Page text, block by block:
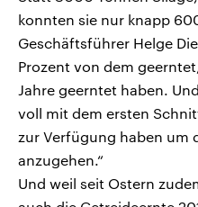
konnten sie nur knapp
Geschäftsführer Helge
Prozent von dem
Jahre geerntet haben.
voll mit dem ersten
zur Verfügung haben um
anzugehen.“
Und weil seit Ostern